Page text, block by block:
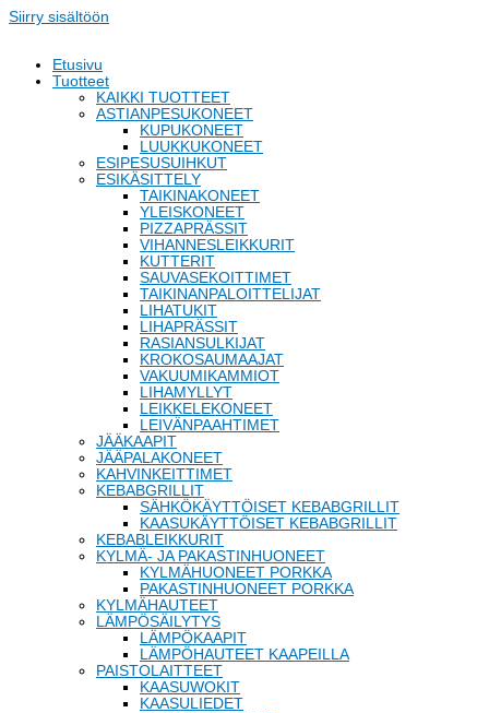
Siirry sisältöön
Etusivu
Tuotteet
KAIKKI TUOTTEET
ASTIANPESUKONEET
KUPUKONEET
LUUKKUKONEET
ESIPESUSUIHKUT
ESIKÄSITTELY
TAIKINAKONEET
YLEISKONEET
PIZZAPRÄSSIT
VIHANNESLEIKKURIT
KUTTERIT
SAUVASEKOITTIMET
TAIKINANPALOITTELIJAT
LIHATUKIT
LIHAPRÄSSIT
RASIANSULKIJAT
KROKOSAUMAAJAT
VAKUUMIKAMMIOT
LIHAMYLLYT
LEIKKELEKONEET
LEIVÄNPAAHTIMET
JÄÄKAAPIT
JÄÄPALAKONEET
KAHVINKEITTIMET
KEBABGRILLIT
SÄHKÖKÄYTTÖISET KEBABGRILLIT
KAASUKÄYTTÖISET KEBABGRILLIT
KEBABLEIKKURIT
KYLMÄ- JA PAKASTINHUONEET
KYLMÄHUONEET PORKKA
PAKASTINHUONEET PORKKA
KYLMÄHAUTEET
LÄMPÖSÄILYTYS
LÄMPÖKAAPIT
LÄMPÖHAUTEET KAAPEILLA
PAISTOLAITTEET
KAASUWOKIT
KAASULIEDET